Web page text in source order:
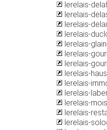
lerelais-
lerelais-
lerelais-
lerelais-
lerelais-
lerelais-
lerelais-
lerelais-
lerelais-
lerelais-
lerelais-
lerelais-
lerelais-